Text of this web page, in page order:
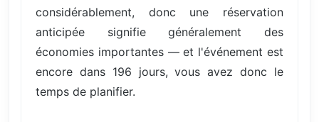
considérablement, donc une réservation
anticipée signifie généralement des
économies importantes — et l'événement est
encore dans 196 jours, vous avez donc le
temps de planifier.